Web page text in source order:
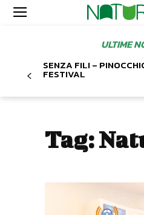
ULTIME
SENZA FILI –
FESTIVAL
Tag: